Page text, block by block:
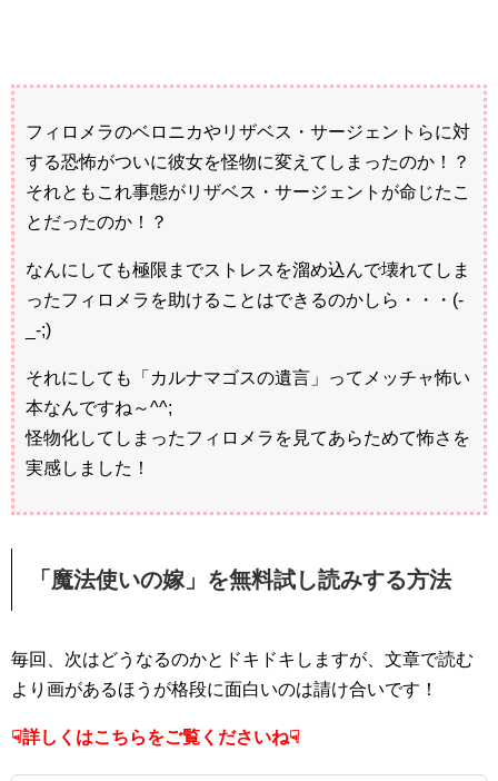
フィロメラのベロニカやリザベス・サージェントらに対
する恐怖がついに彼女を怪物に変えてしまったのか！？
それともこれ事態がリザベス・サージェントが命じたこ
とだったのか！？
なんにしても極限までストレスを溜め込んで壊れてしま
ったフィロメラを助けることはできるのかしら・・・(-
_-;)
それにしても「カルナマゴスの遺言」ってメッチャ怖い
本なんですね～^^;
怪物化してしまったフィロメラを見てあらためて怖さを
実感しました！
「魔法使いの嫁」を無料試し読みする方法
毎回、次はどうなるのかとドキドキしますが、文章で読む
より画があるほうが格段に面白いのは請け合いです！
☟詳しくはこちらをご覧くださいね☟